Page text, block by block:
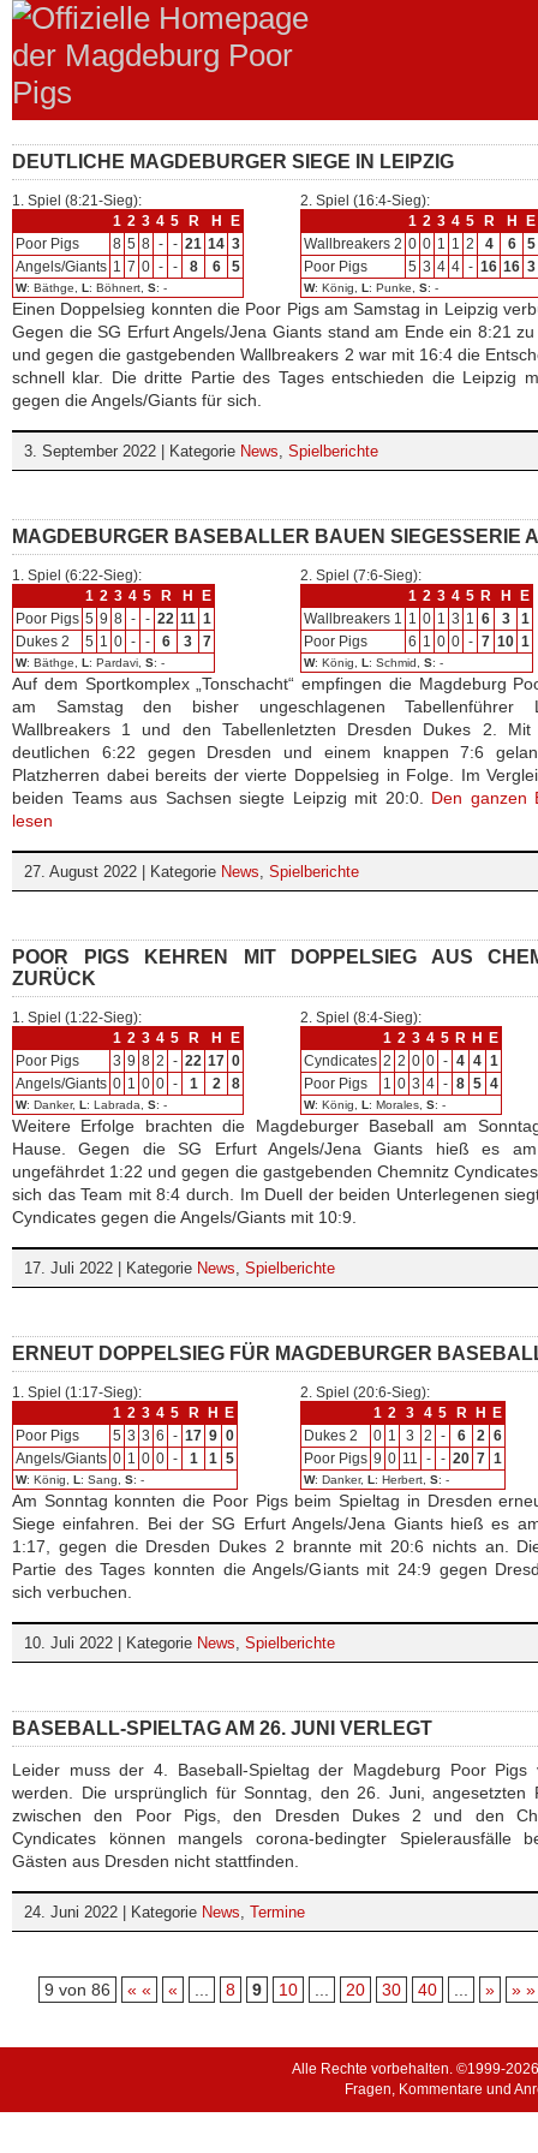
DEUTLICHE MAGDEBURGER SIEGE IN LEIPZIG
1. Spiel (8:21-Sieg):
1 2 3 4 5 R H
E
Poor Pigs
8 5 8 - - 21 14 3
Angels/Giants 1 7 0 - - 8 6 5
W: Bäthge, L : Böhnert, S: -
2. Spiel (16:4-Sieg):
1 2 3 4 5 R H
E
Wallbreakers 2 0 0 1 1 2 4 6
5
Poor Pigs
5 3 4 4 - 16 16 3
W: König, L : Punke, S: -
Einen Doppelsieg konnten die Poor Pigs am Samstag in Leipzig
Gegen die SG Erfurt Angels/Jena Giants stand am Ende ein 8:21
und gegen die gastgebenden Wallbreakers 2 war mit 16:4 die
schnell klar. Die dritte Partie des Tages entschieden die Leipzig
gegen die Angels/Giants für sich.
3. September 2022 | Kategorie News, Spielberichte
MAGDEBURGER BASEBALLER BAUEN SIEGESSERIE
1. Spiel (6:22-Sieg):
1 2 3 4 5 R H
E
Poor Pigs 5 9 8 - - 22 11 1
Dukes 2
5 1 0 - - 6 3 7
W: Bäthge, L : Pardavi, S: -
2. Spiel (7:6-Sieg):
1 2 3 4 5 R H
E
Wallbreakers 1 1 0 1 3 1 6 3
1
Poor Pigs
6 1 0 0 - 7 10 1
W: König, L : Schmid, S: -
Auf dem Sportkomplex „Tonschacht“ empfingen die Magdeburg
am Samstag den bisher ungeschlagenen Tabellenführer
Wallbreakers 1 und den Tabellenletzten Dresden Dukes 2. Mit
deutlichen 6:22 gegen Dresden und einem knappen 7:6
Platzherren dabei bereits der vierte Doppelsieg in Folge. Im
beiden Teams aus Sachsen siegte Leipzig mit 20:0. Den ganzen
lesen
27. August 2022 | Kategorie News, Spielberichte
POOR PIGS KEHREN MIT DOPPELSIEG AUS
ZURÜCK
1. Spiel (1:22-Sieg):
1 2 3 4 5 R H
E
Poor Pigs
3 9 8 2 - 22 17 0
Angels/Giants 0 1 0 0 - 1 2 8
W: Danker, L : Labrada, S: -
2. Spiel (8:4-Sieg):
1 2 3 4 5 R H
E
Cyndicates 2 2 0 0 - 4 4 1
Poor Pigs
1 0 3 4 - 8 5 4
W: König, L : Morales, S: -
Weitere Erfolge brachten die Magdeburger Baseball am
Hause. Gegen die SG Erfurt Angels/Jena Giants hieß es
ungefährdet 1:22 und gegen die gastgebenden Chemnitz
sich das Team mit 8:4 durch. Im Duell der beiden Unterlegenen
Cyndicates gegen die Angels/Giants mit 10:9.
17. Juli 2022 | Kategorie News, Spielberichte
ERNEUT DOPPELSIEG FÜR MAGDEBURGER
1. Spiel (1:17-Sieg):
1 2 3 4 5 R H
E
Poor Pigs
5 3 3 6 - 17 9 0
Angels/Giants 0 1 0 0 - 1 1 5
W: König, L : Sang, S: -
2. Spiel (20:6-Sieg):
1 2 3 4 5 R H
E
Dukes 2
0 1 3 2 - 6 2 6
Poor Pigs 9 0 11 - - 20 7 1
W: Danker, L : Herbert, S: -
Am Sonntag konnten die Poor Pigs beim Spieltag in Dresden
Siege einfahren. Bei der SG Erfurt Angels/Jena Giants hieß es
1:17, gegen die Dresden Dukes 2 brannte mit 20:6 nichts an.
Partie des Tages konnten die Angels/Giants mit 24:9 gegen
sich verbuchen.
10. Juli 2022 | Kategorie News, Spielberichte
BASEBALL-SPIELTAG AM 26. JUNI VERLEGT
Leider muss der 4. Baseball-Spieltag der Magdeburg Poor Pigs
werden. Die ursprünglich für Sonntag, den 26. Juni, angesetzten
zwischen den Poor Pigs, den Dresden Dukes 2 und den
Cyndicates können mangels corona-bedingter Spielerausfälle
Gästen aus Dresden nicht stattfinden.
24. Juni 2022 | Kategorie News, Termine
9 von 86 « « « 8 9 10 20 30 40 » » »
Alle Rechte vorbehalten. ©1999-
Fragen, Kommentare und